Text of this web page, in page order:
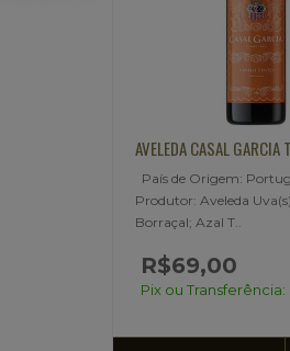
AVELEDA CASAL
País de Origem:
Produtor: Aveleda
Borraçal; Azal T..
R$69,00
Pix ou Transferência: